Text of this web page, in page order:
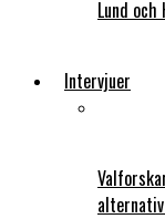
Lund och
Intervjuer